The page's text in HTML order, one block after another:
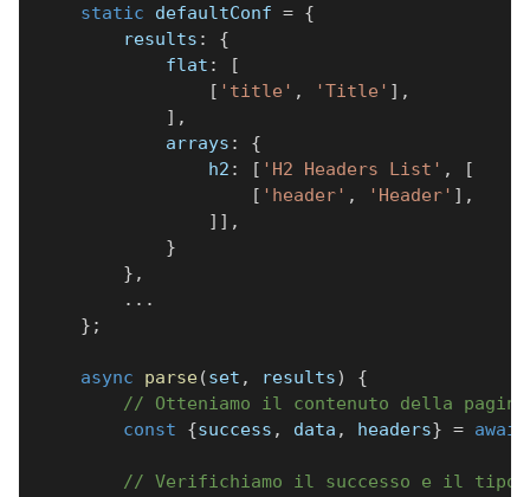
static defaultConf = {
        results
:
{
            flat
:
[
[ 'title' , 'Title' ] ,
] ,
            arrays
:
{
                h2
: [ 'H2 Headers List' ,
[
[ 'header' , 'Header' ] ,
] ] ,
}
} ,
...
} ;
async parse(set , results)
{
// Otteniamo il contenuto della
const
{success , data , headers} = await
// Verifichiamo il successo e il tipo